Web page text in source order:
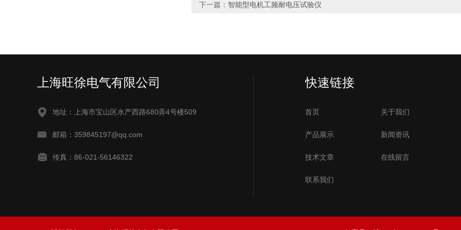
下一篇： 智能型电机工频耐电压试验仪
上海旺徐电气有限公司
地址：上海市宝山区水产西路680弄4号楼509
邮箱：359845197@qq.com
传真：86-021-56146322
快速链接
首页 关于我们
产品展示 新闻资讯
技术文章 在线留言
联系我们